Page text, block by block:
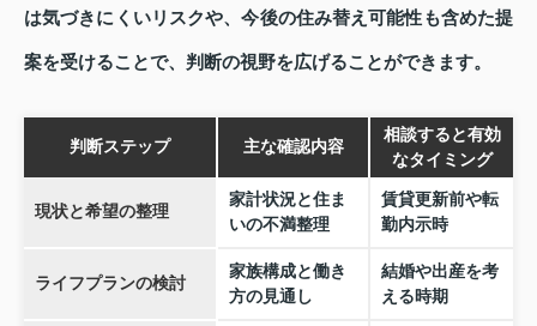
は気づきにくいリスクや、今後の住み替え可能性も含めた提
案を受けることで、判断の視野を広げることができます。
判断ステップ 主な確認内容
相談すると有効
なタイミング
現状と希望の整理
家計状況と住ま
いの不満整理
賃貸更新前や転
勤内示時
ライフプランの検討
家族構成と働き
方の見通し
結婚や出産を考
える時期